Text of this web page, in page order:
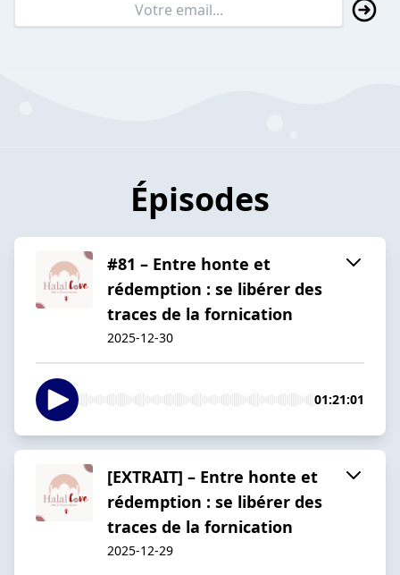
Épisodes
#81 – Entre honte et
rédemption : se libérer des
traces de la fornication
2025-12-30
01:21:01
[EXTRAIT] – Entre honte et
rédemption : se libérer des
traces de la fornication
2025-12-29